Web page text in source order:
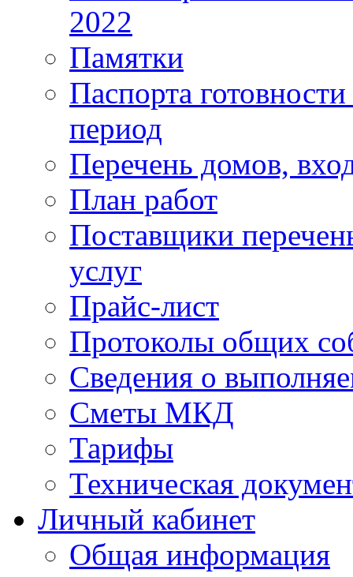
2022
Памятки
Паспорта
период
Перечень домов,
План работ
Поставщики
услуг
Прайс-лист
Протоколы общих
Сведения о
Сметы МКД
Тарифы
Техническая
Личный кабинет
Общая информация